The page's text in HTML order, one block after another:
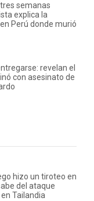
semanas
explica la
Perú donde murió
revelan el
con asesinato de
hizo un tiroteo en
del ataque
Tailandia